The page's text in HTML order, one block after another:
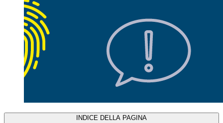
INDICE DELLA PAGINA